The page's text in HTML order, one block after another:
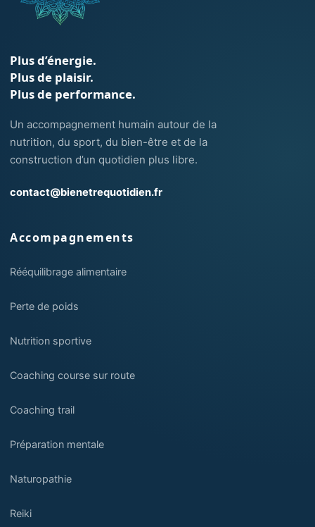
Plus d’énergie.
Plus de plaisir.
Plus de performance.
Un accompagnement humain autour de la
nutrition, du sport, du bien-être et de la
construction d’un quotidien plus libre.
contact@bienetrequotidien.fr
Accompagnements
Rééquilibrage alimentaire
Perte de poids
Nutrition sportive
Coaching course sur route
Coaching trail
Préparation mentale
Naturopathie
Reiki